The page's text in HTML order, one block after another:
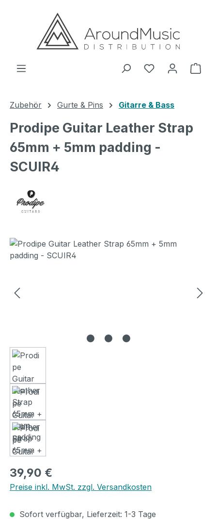
Zum Hauptinhalt springen
Zubehör Gurte & Pins Gitarre & Bass
Prodipe Guitar Leather Strap
65mm + 5mm padding -
SCUIR4
Bildergalerie überspringen
Regulärer Preis:
39,90 €
Preise inkl. MwSt. zzgl. Versandkosten
Sofort verfügbar, Lieferzeit: 1-3 Tage